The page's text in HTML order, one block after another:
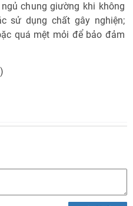
chung giường khi không
sử dụng chất gây nghiện;
quá mệt mỏi để bảo đảm